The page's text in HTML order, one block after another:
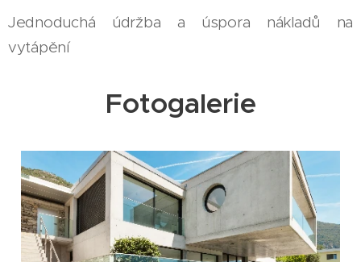
Jednoduchá údržba a úspora nákladů na
vytápění
Fotogalerie